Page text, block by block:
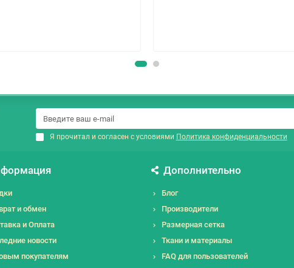
Я прочитал и согласен с условиями Политика конфиденциальности
и обмен
и Оплата
новости
покупателям
Дополнительно
Блог
Производители
Размерная сетка
Ткани и материалы
FAQ для пользователей